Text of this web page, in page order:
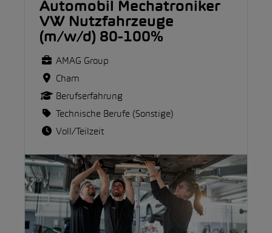
Automobil Mechatroniker
VW Nutzfahrzeuge
(m/w/d) 80-100%
AMAG Group
Cham
Berufserfahrung
Technische Berufe (Sonstige)
Voll/Teilzeit